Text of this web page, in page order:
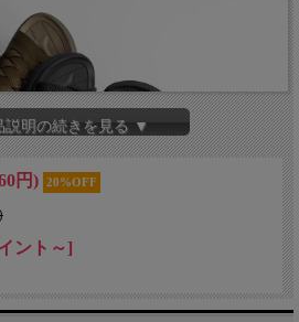
説明の続きを見る ▼
円) 20%OFF
ント～]